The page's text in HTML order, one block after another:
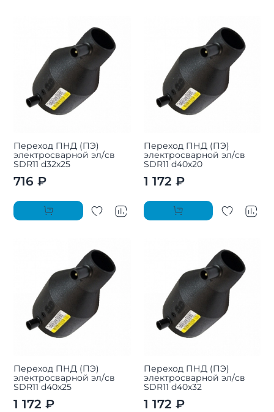
Переход ПНД (ПЭ)
электросварной эл/св
SDR11 d32х25
716 ₽
Переход ПНД (ПЭ)
электросварной эл/св
SDR11 d40х20
1 172 ₽
Переход ПНД (ПЭ)
электросварной эл/св
SDR11 d40х25
1 172 ₽
Переход ПНД (ПЭ)
электросварной эл/св
SDR11 d40х32
1 172 ₽